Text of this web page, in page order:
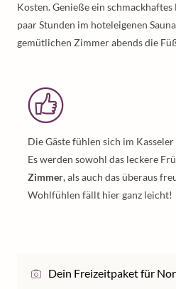
Kosten. Genieße ein
paar Stunden im hoteleigenen
gemütlichen Zimmer abends die
Die Gäste fühlen sich im
Es werden sowohl das leckere
Zimmer, als auch das überaus
Wohlfühlen fällt hier ganz leicht!
Dein Freizeitpaket für